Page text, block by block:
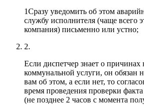
1Сразу уведомить об этом
службу исполнителя (чаще всего
компания) письменно или устно;
2.
Если диспетчер знает о причинах
коммунальной услуги, он обязан
вам об этом, а если нет, то
время проведения проверки
(не позднее 2 часов с момента